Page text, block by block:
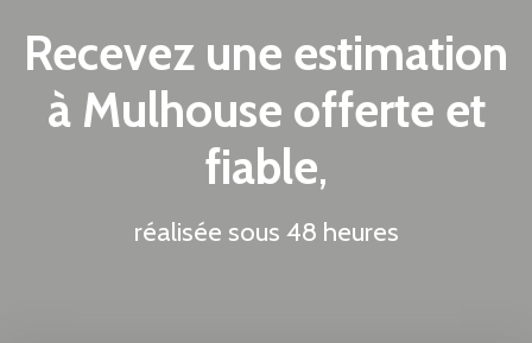
Recevez une estimation
à Mulhouse offerte et
fiable,
réalisée sous 48 heures